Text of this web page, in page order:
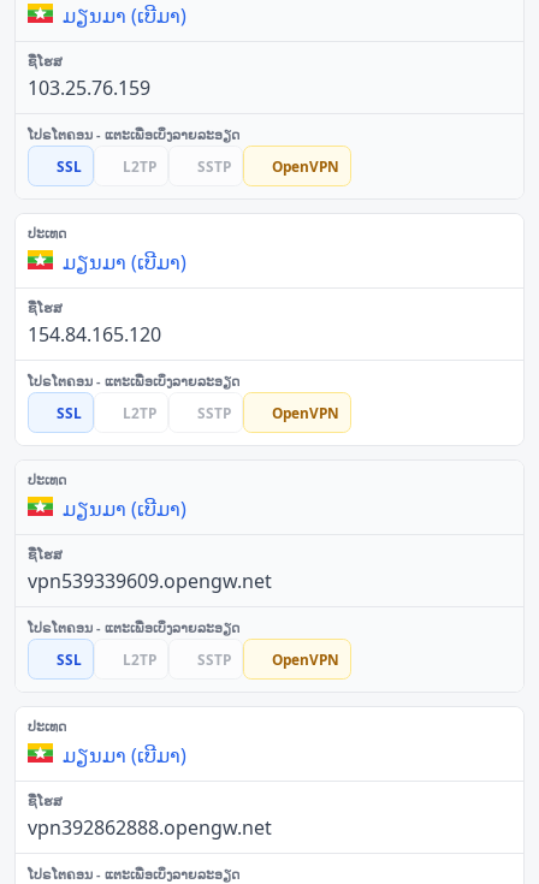
ມຽນມາ (ເບີມາ)
103.25.76.159
SSL L2TP SSTP OpenVPN
ມຽນມາ (ເບີມາ)
154.84.165.120
SSL L2TP SSTP OpenVPN
ມຽນມາ (ເບີມາ)
vpn539339609.opengw.net
SSL L2TP SSTP OpenVPN
ມຽນມາ (ເບີມາ)
vpn392862888.opengw.net